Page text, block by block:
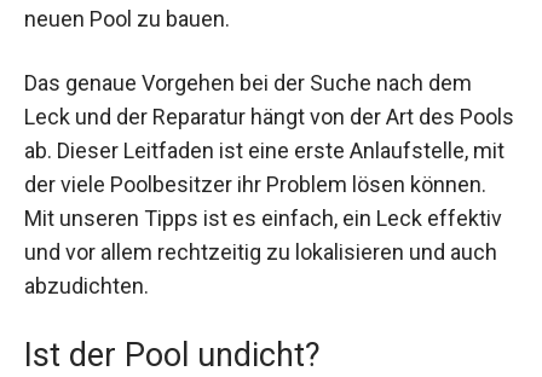
neuen Pool zu bauen.
Das genaue Vorgehen bei der Suche nach dem
Leck und der Reparatur hängt von der Art des Pools
ab. Dieser Leitfaden ist eine erste Anlaufstelle, mit
der viele Poolbesitzer ihr Problem lösen können.
Mit unseren Tipps ist es einfach, ein Leck effektiv
und vor allem rechtzeitig zu lokalisieren und auch
abzudichten.
Ist der Pool undicht?